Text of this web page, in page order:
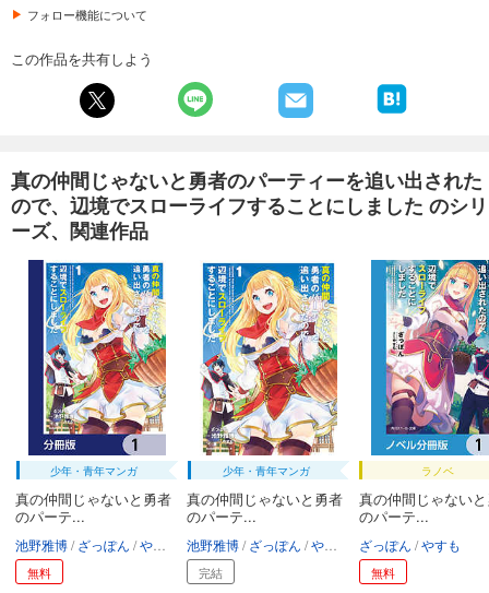
フォロー機能について
この作品を共有しよう
真の仲間じゃないと勇者のパーティーを追い出された
ので、辺境でスローライフすることにしました のシリ
ーズ、関連作品
少年・青年マンガ
真の仲間じゃないと勇者
のパーテ...
池野雅博 ざっぽん やすも
無料
少年・青年マンガ
真の仲間じゃないと勇者
のパーテ...
池野雅博 ざっぽん やすも
完結
ラノベ
真の仲間じゃない
のパーテ...
ざっぽん やすも
無料